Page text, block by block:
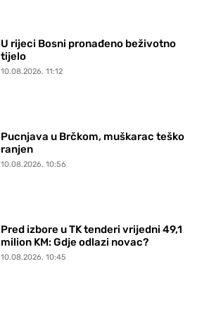
U rijeci Bosni pronađeno beživotno
tijelo
10.08.2026. 11:12
Pucnjava u Brčkom, muškarac teško
ranjen
10.08.2026. 10:56
Pred izbore u TK tenderi vrijedni 49,1
milion KM: Gdje odlazi novac?
10.08.2026. 10:45